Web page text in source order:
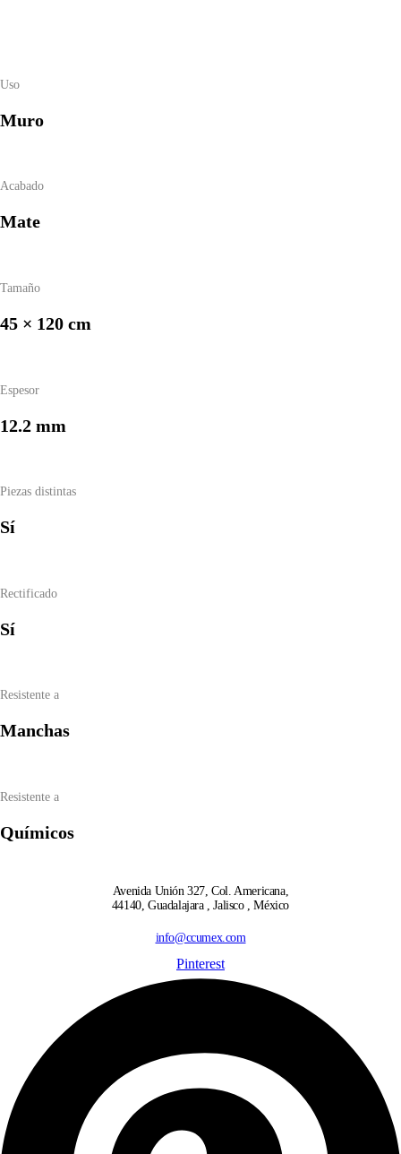
Uso
Muro
Acabado
Mate
Tamaño
45 × 120 cm
Espesor
12.2 mm
Piezas distintas
Sí
Rectificado
Sí
Resistente a
Manchas
Resistente a
Químicos
Avenida Unión 327, Col. Americana,
44140, Guadalajara , Jalisco , México
info@ccumex.com
Pinterest